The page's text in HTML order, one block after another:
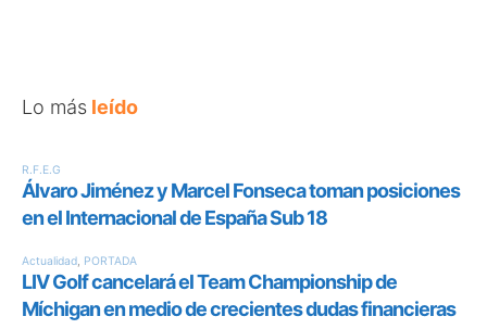
Lo más leído